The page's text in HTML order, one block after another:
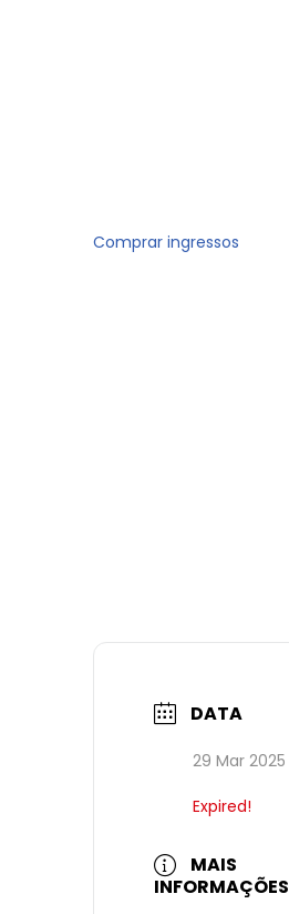
Comprar ingressos
DATA
29 Mar 2025
Expired!
MAIS
INFORMAÇÕES